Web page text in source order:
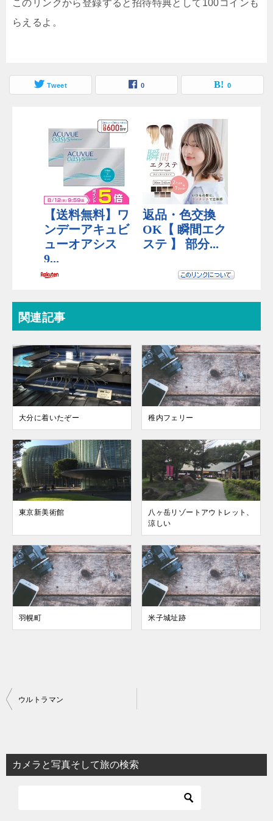
このリンクから登録すると招待特典として100コインも
らえるよ。
Tweet 0 0
関連記事
大分に着いたぞー 稚内フェリー
東京新美術館
八ヶ岳リゾートアウトレット、
涼しい
羽幌町 米子城址跡
投
ビ
ゲ
ウルトラマン
カメラと写真そして旅の検索